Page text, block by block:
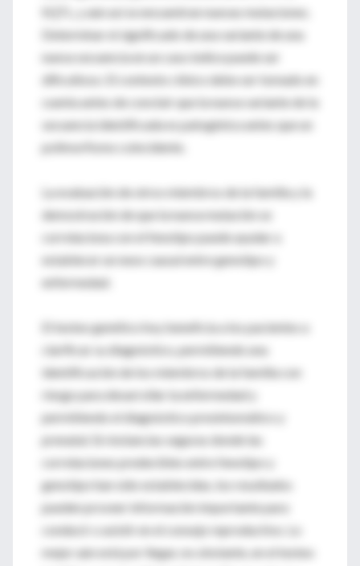
SQTL, y aún así se encuentran nuevas mutaciones.
Determinar el significado de una variante de una
nueva secuencia en un caso índice puede ser
dificultoso. El contexto clínico debe ser tomado en
cuenta antes de concluir que la nueva variante de la
secuencia identificada es patogénica antes que un
polimorfismo coincidente.
La evaluación de otros miembros de la familia y la
demostración de que la nueva mutación se
correlaciona con el fenotipo puede ayudar a
establecer un nexo causal entre genotipo y
enfermedad.
El testeo genético hoy beneficia a los pacientes a
clarificar su diagnóstico, permitiendo una
identificación de los miembros de la familia con
riesgo para desarrollar la enfermedad y
permitiendo el diagnóstico presintomático y
prenatal. En instancias seguras donde las
correlaciones predecibles entre fenotipo y
genotipo han sido establecidas, los resultados
pueden proveer información importante para
conducir o asistir en el consejo reproductivo. Lo
mejor aún está por llegar, no obstante, en el testeo